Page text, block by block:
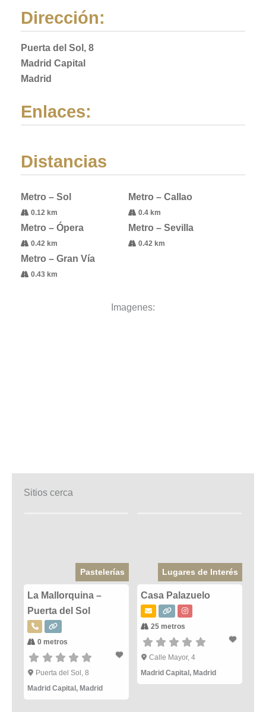
Dirección:
Puerta del Sol, 8
Madrid Capital
Madrid
Enlaces:
Distancias
Metro – Sol
0.12 km
Metro – Callao
0.4 km
Metro – Ópera
0.42 km
Metro – Sevilla
0.42 km
Metro – Gran Vía
0.43 km
Imagenes:
Sitios cerca
Pastelerías
La Mallorquina –
Puerta del Sol
0 metros
Puerta del Sol, 8
Madrid Capital, Madrid
Lugares de Interés
Casa Palazuelo
25 metros
Calle Mayor, 4
Madrid Capital,Madrid